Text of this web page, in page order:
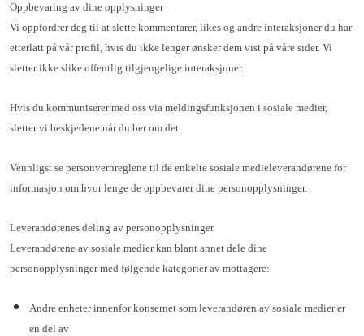
Oppbevaring av dine opplysninger
Vi oppfordrer deg til at slette kommentarer, likes og andre interaksjoner du har
etterlatt på vår profil, hvis du ikke lenger ønsker dem vist på våre sider. Vi
sletter ikke slike offentlig tilgjengelige interaksjoner.
Hvis du kommuniserer med oss via meldingsfunksjonen i sosiale medier,
sletter vi beskjedene når du ber om det.
Vennligst se personvernreglene til de enkelte sosiale medieleverandørene for
informasjon om hvor lenge de oppbevarer dine personopplysninger.
Leverandørenes deling av personopplysninger
Leverandørene av sosiale medier kan blant annet dele dine
personopplysninger med følgende kategorier av mottagere:
Andre enheter innenfor konsernet som leverandøren av sosiale medier er
en del av